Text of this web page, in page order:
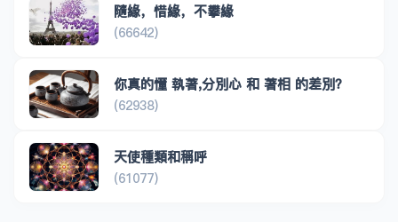
隨緣，惜緣，不攀緣
(66642)
你真的懂 執著,分別心 和 著相 的差別？
(62938)
天使種類和稱呼
(61077)